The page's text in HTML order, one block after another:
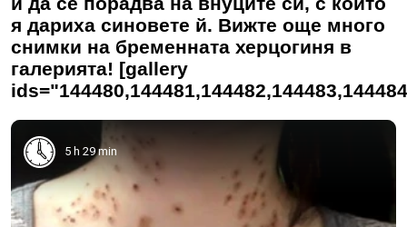
я дариха синовете й. Вижте още много
снимки на бременната херцогиня в
галерията! [gallery
5 h 29 min